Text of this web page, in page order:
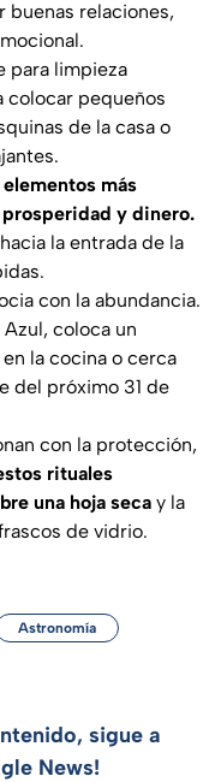
buenas relaciones,
para limpieza
colocar pequeños
de la casa o
elementos más
y dinero.
la entrada de la
con la abundancia.
Azul, coloca un
la cocina o cerca
del próximo 31 de
con la protección,
rituales
una hoja seca y la
de vidrio.
Astronomía
sigue a
News!